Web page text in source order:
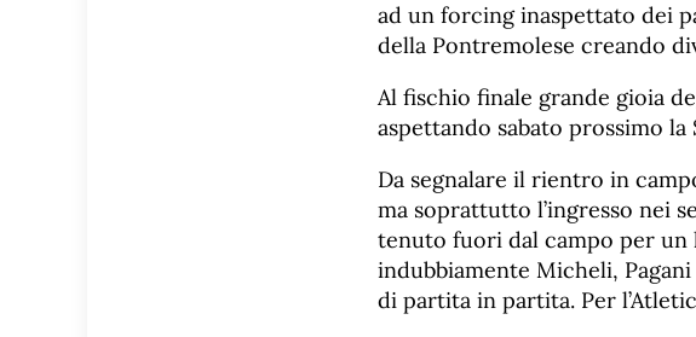
ad un forcing inaspettato dei
della Pontremolese creando
Al fischio finale grande gioia
aspettando sabato prossimo
Da segnalare il rientro in
ma soprattutto l’ingresso nei
tenuto fuori dal campo per
indubbiamente Micheli,
di partita in partita. Per